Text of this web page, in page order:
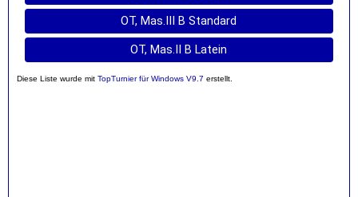
OT, Mas.III B Standard
OT, Mas.II B Latein
Diese Liste wurde mit TopTurnier für Windows V9.7 erstellt.